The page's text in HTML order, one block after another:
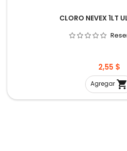
CLORO NEVEX 1LT
Precio
2,55 $
Agregar 